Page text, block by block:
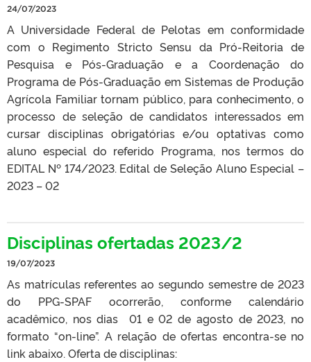
24/07/2023
A Universidade Federal de Pelotas em conformidade
com o Regimento Stricto Sensu da Pró-Reitoria de
Pesquisa e Pós-Graduação e a Coordenação do
Programa de Pós-Graduação em Sistemas de Produção
Agrícola Familiar tornam público, para conhecimento, o
processo de seleção de candidatos interessados em
cursar disciplinas obrigatórias e/ou optativas como
aluno especial do referido Programa, nos termos do
EDITAL Nº 174/2023. Edital de Seleção Aluno Especial –
2023 – 02
Disciplinas ofertadas 2023/2
19/07/2023
As matrículas referentes ao segundo semestre de 2023
do PPG-SPAF ocorrerão, conforme calendário
acadêmico, nos dias 01 e 02 de agosto de 2023, no
formato “on-line”. A relação de ofertas encontra-se no
link abaixo. Oferta de disciplinas: